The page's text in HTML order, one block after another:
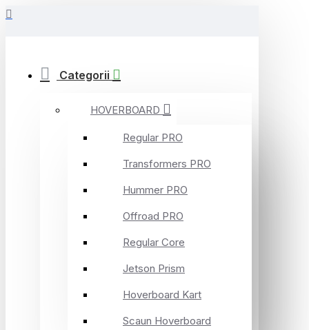
Categorii
HOVERBOARD
Regular PRO
Transformers PRO
Hummer PRO
Offroad PRO
Regular Core
Jetson Prism
Hoverboard Kart
Scaun Hoverboard